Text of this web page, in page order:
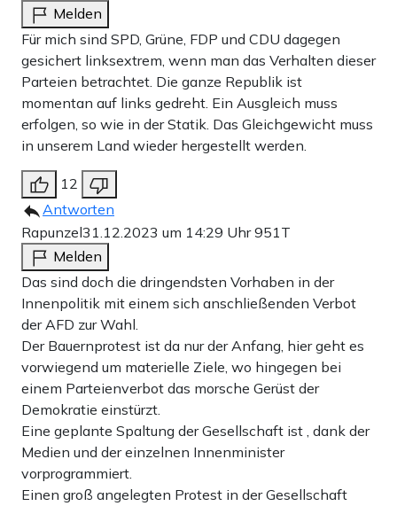
Melden
Für mich sind SPD, Grüne, FDP und CDU dagegen
gesichert linksextrem, wenn man das Verhalten dieser
Parteien betrachtet. Die ganze Republik ist
momentan auf links gedreht. Ein Ausgleich muss
erfolgen, so wie in der Statik. Das Gleichgewicht muss
in unserem Land wieder hergestellt werden.
12
Antworten
Rapunzel31.12.2023 um 14:29 Uhr951T
Melden
Das sind doch die dringendsten Vorhaben in der
Innenpolitik mit einem sich anschließenden Verbot
der AFD zur Wahl.
Der Bauernprotest ist da nur der Anfang, hier geht es
vorwiegend um materielle Ziele, wo hingegen bei
einem Parteienverbot das morsche Gerüst der
Demokratie einstürzt.
Eine geplante Spaltung der Gesellschaft ist , dank der
Medien und der einzelnen Innenminister
vorprogrammiert.
Einen groß angelegten Protest in der Gesellschaft